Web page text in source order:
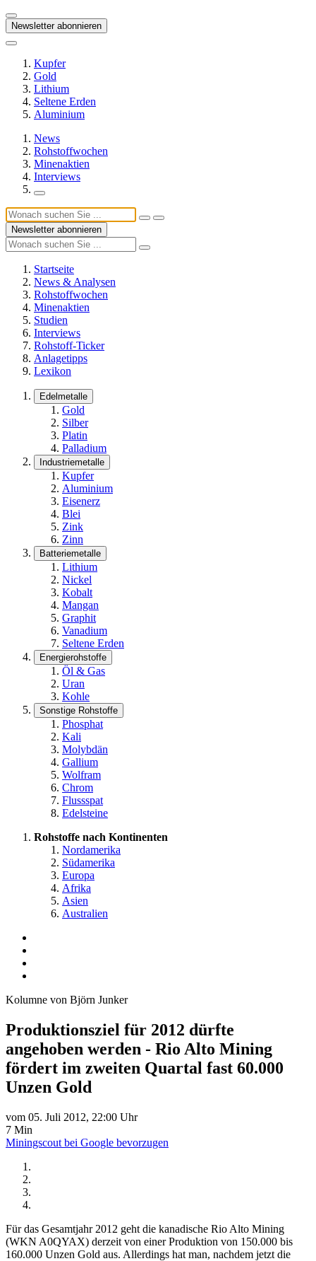
Newsletter abonnieren
Kupfer
Gold
Lithium
Seltene Erden
Aluminium
News
Rohstoffwochen
Minenaktien
Interviews
Newsletter abonnieren
Startseite
News & Analysen
Rohstoffwochen
Minenaktien
Studien
Interviews
Rohstoff-Ticker
Anlagetipps
Lexikon
Edelmetalle
Gold
Silber
Platin
Palladium
Industriemetalle
Kupfer
Aluminium
Eisenerz
Blei
Zink
Zinn
Batteriemetalle
Lithium
Nickel
Kobalt
Mangan
Graphit
Vanadium
Seltene Erden
Energierohstoffe
Öl & Gas
Uran
Kohle
Sonstige Rohstoffe
Phosphat
Kali
Molybdän
Gallium
Wolfram
Chrom
Flussspat
Edelsteine
Rohstoffe nach Kontinenten
Nordamerika
Südamerika
Europa
Afrika
Asien
Australien
Kolumne von Björn Junker
Produktionsziel für 2012 dürfte
angehoben werden - Rio Alto Mining
fördert im zweiten Quartal fast 60.000
Unzen Gold
vom 05. Juli 2012, 22:00 Uhr
7 Min
Miningscout bei Google bevorzugen
Für das Gesamtjahr 2012 geht die kanadische Rio Alto Mining
(WKN A0QYAX) derzeit von einer Produktion von 150.000 bis
160.000 Unzen Gold aus. Allerdings hat man, nachdem jetzt die